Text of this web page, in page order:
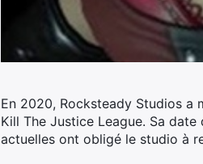
En 2020, Rocksteady Studios a
Kill The Justice League. Sa date
actuelles ont obligé le studio à